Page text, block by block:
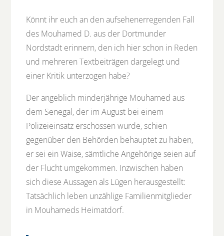
Könnt ihr euch an den aufsehenerregenden Fall
des Mouhamed D. aus der Dortmunder
Nordstadt erinnern, den ich hier schon in Reden
und mehreren Textbeiträgen dargelegt und
einer Kritik unterzogen habe?
Der angeblich minderjährige Mouhamed aus
dem Senegal, der im August bei einem
Polizeieinsatz erschossen wurde, schien
gegenüber den Behörden behauptet zu haben,
er sei ein Waise, sämtliche Angehörige seien auf
der Flucht umgekommen. Inzwischen haben
sich diese Aussagen als Lügen herausgestellt:
Tatsächlich leben unzählige Familienmitglieder
in Mouhameds Heimatdorf.